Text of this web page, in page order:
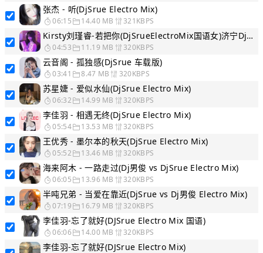
张杰 - 听(DjSrue Electro Mix)
06:15 14.40 MB 321KBPS
Kirsty刘瑾睿-若把你(DjSrueElectroMix国语女)济宁Dj小帅升级版
04:53 11.19 MB 320KBPS
云音阁 - 孤独感(DjSrue 车载版)
03:41 8.47 MB 320KBPS
苏星婕 - 爱似水仙(DjSrue Electro Mix)
06:32 14.99 MB 320KBPS
李佳羽 - 相遇无终(DjSrue Electro Mix)
05:54 13.53 MB 320KBPS
王优秀 - 墨尔本的秋天(DjSrue Electro Mix)
05:52 13.46 MB 320KBPS
海来阿木 - 一路走过(Dj男俊 vs DjSrue Electro Mix)
06:05 13.96 MB 320KBPS
半吨兄弟 - 当爱在靠近(DjSrue vs Dj男俊 Electro Mix)
07:19 16.79 MB 320KBPS
李佳羽-忘了就好(DJSrue Electro Mix 国语)
06:06 14.00 MB 320KBPS
李佳羽-忘了就好(DJSrue Electro Mix)